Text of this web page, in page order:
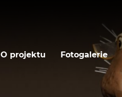
O projektu Fotogalerie